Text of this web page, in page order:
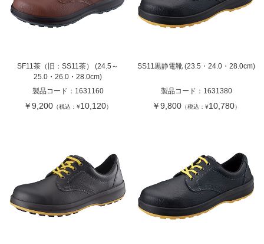
SF11茶（旧：SS11茶） (24.5～
25.0・26.0・28.0cm)
製品コード： 1631160
￥9,200 （税込：¥10,120）
SS11黒静電靴 (23.5・24.0・28.0cm)
製品コード： 1631380
￥9,800 （税込：¥10,780）